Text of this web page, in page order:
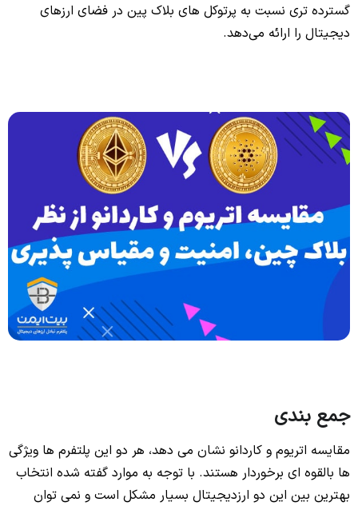
گسترده تری نسبت به پرتوکل های بلاک پین در فضای ارزهای
دیجیتال را ارائه می‌دهد.
جمع بندی
مقایسه اتریوم و کاردانو نشان می دهد، هر دو این پلتفرم ها ویژگی
ها بالقوه ای برخوردار هستند. با توجه به موارد گفته شده انتخاب
بهترین بین این دو ارزدیجیتال بسیار مشکل است و نمی توان